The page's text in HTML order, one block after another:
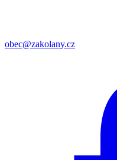
obec@zakolany.cz